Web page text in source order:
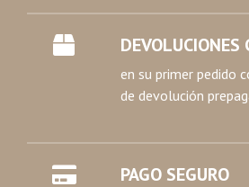
DEVOLUCIONES
en su primer pedido
de devolución
PAGO SEGURO